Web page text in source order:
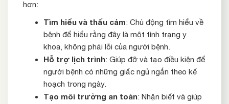
hơn:
Tìm hiểu và thấu cảm: Chủ động tìm hiểu về
bệnh để hiểu rằng đây là một tình trạng y
khoa, không phải lỗi của người bệnh.
Hỗ trợ lịch trình: Giúp đỡ và tạo điều kiện để
người bệnh có những giấc ngủ ngắn theo kế
hoạch trong ngày.
Tạo môi trường an toàn: Nhận biết và giúp